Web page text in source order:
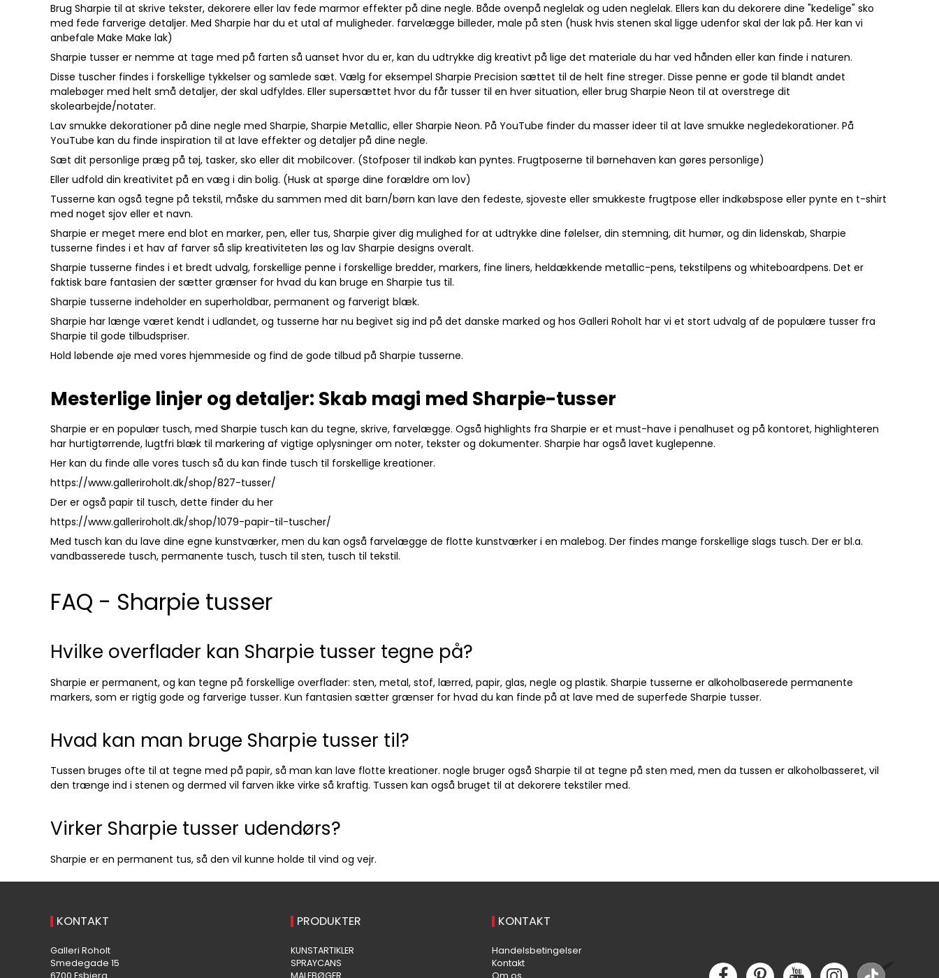
Brug Sharpie til at skrive tekster, dekorere eller lav fede marmor effekter på dine negle. Både ovenpå neglelak og uden neglelak. Ellers kan du dekorere dine "kedelige" sko
med fede farverige detaljer. Med Sharpie har du et utal af muligheder. farvelægge billeder, male på sten (husk hvis stenen skal ligge udenfor skal der lak på. Her kan vi
anbefale Make Make lak)
Sharpie tusser er nemme at tage med på farten så uanset hvor du er, kan du udtrykke dig kreativt på lige det materiale du har ved hånden eller kan finde i naturen.
Disse tuscher findes i forskellige tykkelser og samlede sæt. Vælg for eksempel Sharpie Precision sættet til de helt fine streger. Disse penne er gode til blandt andet
malebøger med helt små detaljer, der skal udfyldes. Eller supersættet hvor du får tusser til en hver situation, eller brug Sharpie Neon til at overstrege dit
skolearbejde/notater.
Lav smukke dekorationer på dine negle med Sharpie, Sharpie Metallic, eller Sharpie Neon. På YouTube finder du masser ideer til at lave smukke negledekorationer. På
YouTube kan du finde inspiration til at lave effekter og detaljer på dine negle.
Sæt dit personlige præg på tøj, tasker, sko eller dit mobilcover. (Stofposer til indkøb kan pyntes. Frugtposerne til børnehaven kan gøres personlige)
Eller udfold din kreativitet på en væg i din bolig. (Husk at spørge dine forældre om lov)
Tusserne kan også tegne på tekstil, måske du sammen med dit barn/børn kan lave den fedeste, sjoveste eller smukkeste frugtpose eller indkøbspose eller pynte en t-shirt
med noget sjov eller et navn.
Sharpie er meget mere end blot en marker, pen, eller tus, Sharpie giver dig mulighed for at udtrykke dine følelser, din stemning, dit humør, og din lidenskab, Sharpie
tusserne findes i et hav af farver så slip kreativiteten løs og lav Sharpie designs overalt.
Sharpie tusserne findes i et bredt udvalg, forskellige penne i forskellige bredder, markers, fine liners, heldækkende metallic-pens, tekstilpens og whiteboardpens. Det er
faktisk bare fantasien der sætter grænser for hvad du kan bruge en Sharpie tus til.
Sharpie tusserne indeholder en superholdbar, permanent og farverigt blæk.
Sharpie har længe været kendt i udlandet, og tusserne har nu begivet sig ind på det danske marked og hos Galleri Roholt har vi et stort udvalg af de populære tusser fra
Sharpie til gode tilbudspriser.
Hold løbende øje med vores hjemmeside og find de gode tilbud på Sharpie tusserne.
Mesterlige linjer og detaljer: Skab magi med Sharpie-tusser
Sharpie er en populær tusch, med Sharpie tusch kan du tegne, skrive, farvelægge. Også highlights fra Sharpie er et must-have i penalhuset og på kontoret, highlighteren
har hurtigtørrende, lugtfri blæk til markering af vigtige oplysninger om noter, tekster og dokumenter. Sharpie har også lavet kuglepenne.
Her kan du finde alle vores tusch så du kan finde tusch til forskellige kreationer.
https://www.galleriroholt.dk/shop/827-tusser/
Der er også papir til tusch, dette finder du her
https://www.galleriroholt.dk/shop/1079-papir-til-tuscher/
Med tusch kan du lave dine egne kunstværker, men du kan også farvelægge de flotte kunstværker i en malebog. Der findes mange forskellige slags tusch. Der er bl.a.
vandbasserede tusch, permanente tusch, tusch til sten, tusch til tekstil.
FAQ - Sharpie tusser
Hvilke overflader kan Sharpie tusser tegne på?
Sharpie er permanent, og kan tegne på forskellige overflader: sten, metal, stof, lærred, papir, glas, negle og plastik. Sharpie tusserne er alkoholbaserede permanente
markers, som er rigtig gode og farverige tusser. Kun fantasien sætter grænser for hvad du kan finde på at lave med de superfede Sharpie tusser.
Hvad kan man bruge Sharpie tusser til?
Tussen bruges ofte til at tegne med på papir, så man kan lave flotte kreationer. nogle bruger også Sharpie til at tegne på sten med, men da tussen er alkoholbasseret, vil
den trænge ind i stenen og dermed vil farven ikke virke så kraftig. Tussen kan også bruget til at dekorere tekstiler med.
Virker Sharpie tusser udendørs?
Sharpie er en permanent tus, så den vil kunne holde til vind og vejr.
KONTAKT
Galleri Roholt
Smedegade 15
6700 Esbjerg
PRODUKTER
KUNSTARTIKLER
SPRAYCANS
MALEBØGER
KONTAKT
Handelsbetingelser
Kontakt
Om os